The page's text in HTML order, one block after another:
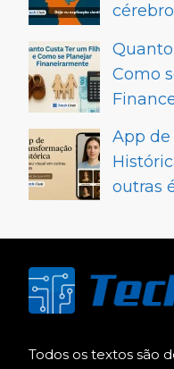
cérebro
Como
App
outras
Todos os textos são